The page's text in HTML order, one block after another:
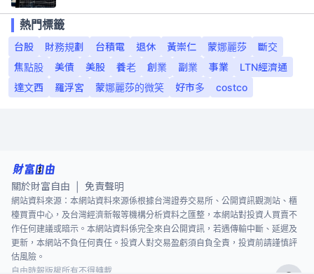
熱門標籤
台股
財務規劃 台積電 退休 黃崇仁 蒙娜麗莎
斷交
焦點股
美債 美股 養老 創業 副業 事業
LTN經濟通
達文西
羅浮宮 蒙娜麗莎的微笑 好市多 costco
關於財富自由 免責聲明
網站資料來源：本網站資料來源係根據台灣證券交易所、公開資訊觀測站、櫃
檯買賣中心，及台灣經濟新報等機構分析資料之匯整，本網站對投資人買賣不
作任何建議或暗示。本網站資料係完全來自公開資訊，若遇傳輸中斷、延遲及
更新，本網站不負任何責任。投資人對交易盈虧須自負全責，投資前請謹慎評
估風險。
自由時報版權所有不得轉載